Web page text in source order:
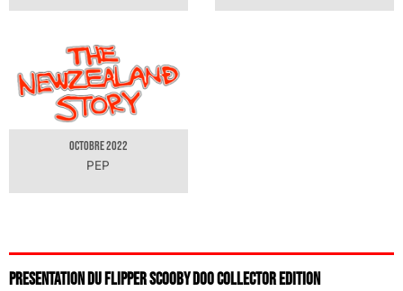
OCTOBRE 2022
PEP
PRESENTATION DU FLIPPER SCOOBY DOO COLLECTOR EDITION